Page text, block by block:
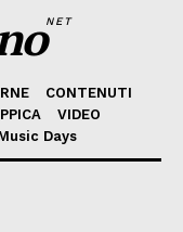
NET
CONTENUTI
VIDEO
Days